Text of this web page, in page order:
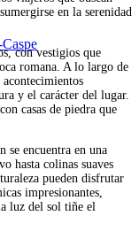
en la serenidad
con vestigios que
romana. A lo largo de
y el carácter del lugar.
casas de piedra que
se encuentra en una
hasta colinas suaves
pueden disfrutar
impresionantes,
luz del sol tiñe el